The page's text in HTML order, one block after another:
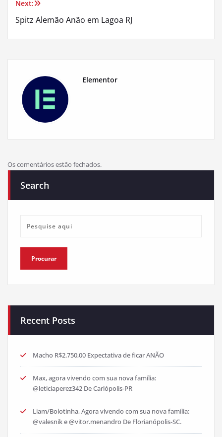
Next:
Spitz Alemão Anão em Lagoa RJ
Elementor
Os comentários estão fechados.
Search
Recent Posts
Macho R$2.750,00 Expectativa de ficar ANÃO
Max, agora vivendo com sua nova família:
@leticiaperez342 De Carlópolis-PR
Liam/Bolotinha, Agora vivendo com sua nova família:
@valesnik e @vitor.menandro De Florianópolis-SC.